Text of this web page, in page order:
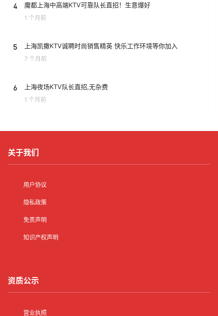
4 魔都上海中高端KTV可靠队长直招！生意爆好
1 个月前
5 上海凯撒KTV诚聘时尚销售精英 快乐工作环境等你加入
7 个月前
6 上海夜场KTV队长直招,无杂费
1 个月前
关于我们
用户协议
隐私政策
免责声明
知识产权声明
资质公示
营业执照